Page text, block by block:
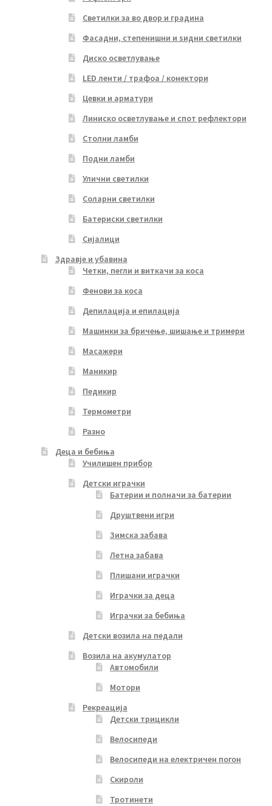
Светилки за во двор и градина
Фасадни, степенишни и ѕидни светилки
Диско осветлување
LED ленти / трафоа / конектори
Цевки и арматури
Линиско осветлување и спот рефлектори
Столни ламби
Подни ламби
Улични светилки
Соларни светилки
Батериски светилки
Сијалици
Здравје и убавина
Четки, пегли и виткачи за коса
Фенови за коса
Депилација и епилација
Машинки за бричење, шишање и тримери
Масажери
Маникир
Педикир
Термометри
Разно
Деца и бебиња
Училишен прибор
Детски играчки
Батерии и полначи за батерии
Друштвени игри
Зимска забава
Летна забава
Плишани играчки
Играчки за деца
Играчки за бебиња
Детски возила на педали
Возила на акумулатор
Автомобили
Мотори
Рекреација
Детски трицикли
Велосипеди
Велосипеди на електричен погон
Скироли
Тротинети